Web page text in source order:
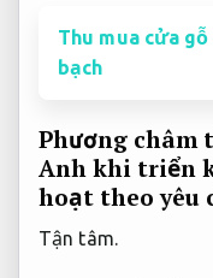
Thu mua cửa
bạch
Phương châm
Anh khi triển
hoạt theo yêu
Tận tâm.